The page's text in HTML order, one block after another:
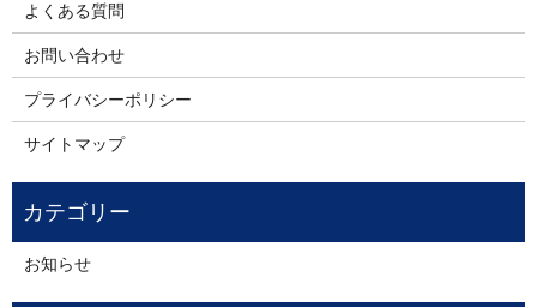
よくある質問
お問い合わせ
プライバシーポリシー
サイトマップ
お知らせ